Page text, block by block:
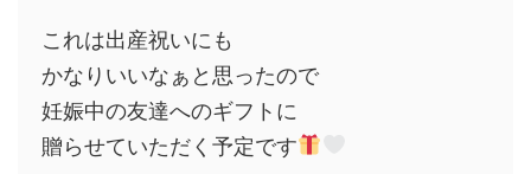
これは出産祝いにも
かなりいいなぁと思ったので
妊娠中の友達へのギフトに
贈らせていただく予定です